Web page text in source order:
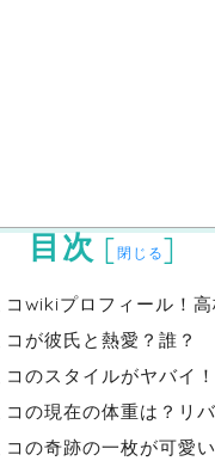
目次 [閉じる]
コwikiプロフィール！
コが彼氏と熱愛？誰？
コのスタイルがヤバイ
コの現在の体重は？リ
コの奇跡の一枚が可愛